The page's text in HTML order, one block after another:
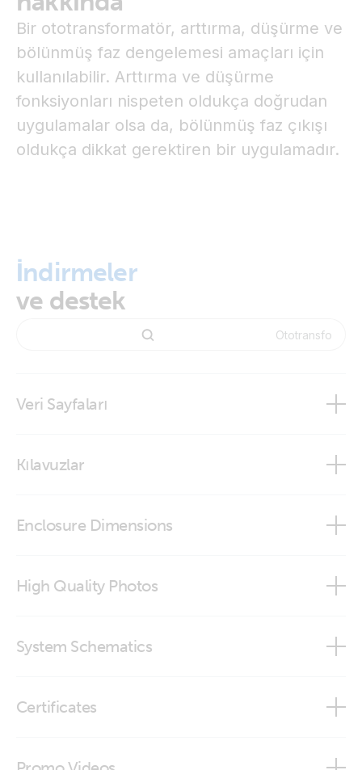
Bir ototransformatör, arttırma, düşürme ve
bölünmüş faz dengelemesi amaçları için
kullanılabilir. Arttırma ve düşürme
fonksiyonları nispeten oldukça doğrudan
uygulamalar olsa da, bölünmüş faz çıkışı
oldukça dikkat gerektiren bir uygulamadır.
İndirmeler
ve destek
Veri Sayfaları
Kılavuzlar
Enclosure Dimensions
High Quality Photos
Autotransformer 120-240V-50A (right)
System Schematics
Certificates